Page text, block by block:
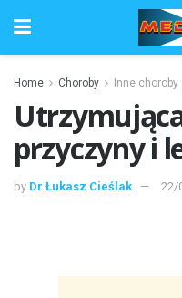
Home Choroby Inne choroby
przyczyny i
by Dr Łukasz Cieślak 22/